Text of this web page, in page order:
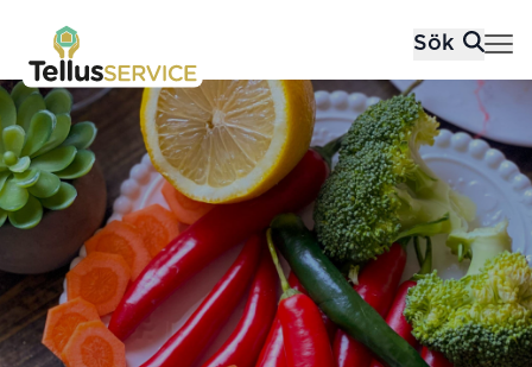
Hoppa till innehåll
Tellusfood Sök